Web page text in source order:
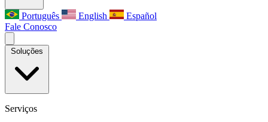
Português English
Español
Fale Conosco
Soluções
Serviços